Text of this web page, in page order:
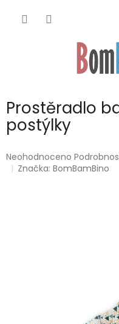
Prostěradlo
postýlky
Průměrné
hodnocení
Neohodnoceno
Značka:BomBamBino